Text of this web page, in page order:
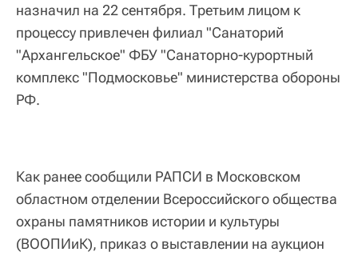
назначил на 22 сентября. Третьим лицом к
процессу привлечен филиал "Санаторий
"Архангельское" ФБУ "Санаторно-курортный
комплекс "Подмосковье" министерства обороны
РФ.
Как ранее сообщили РАПСИ в Московском
областном отделении Всероссийского общества
охраны памятников истории и культуры
(ВООПИиК), приказ о выставлении на аукцион